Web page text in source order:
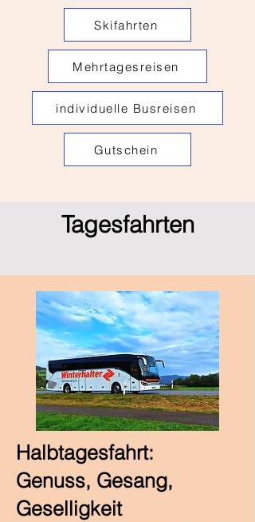
Skifahrten
Mehrtagesreisen
individuelle Busreisen
Gutschein
Tagesfahrten
Halbtagesfahrt:
Genuss, Gesang,
Geselligkeit